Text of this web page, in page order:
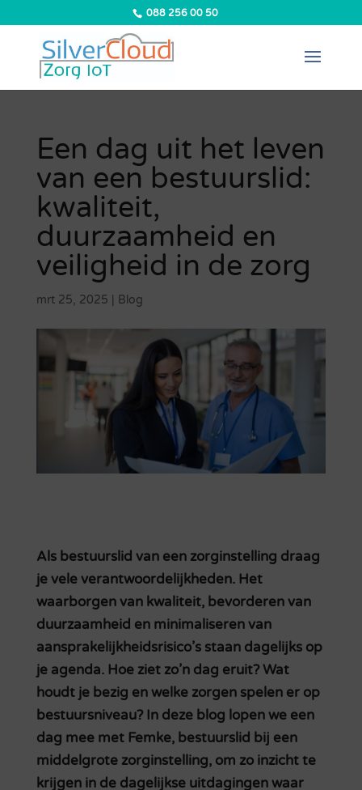
088 256 00 50
Een dag uit het leven
van een bestuurslid:
kwaliteit,
duurzaamheid en
veiligheid in de zorg
mrt 25, 2025 Blog
Als bestuurslid van een zorginstelling draag
je vele verantwoordelijkheden. Het
waarborgen van kwaliteit, bevorderen van
duurzaamheid en minimaliseren van
aansprakelijkheidsrisico’s staan dagelijks op
je agenda. Hoe ziet zo’n dag eruit? Wat
houdt je bezig en welke zorgen spelen er op
bestuursniveau? In deze blog lopen we een
dag mee met Femke, bestuurslid bij een
middelgrote zorginstelling, om zo inzicht te
krijgen in de dagelijkse uitdagingen waar